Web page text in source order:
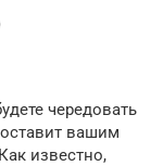
чередовать
вашим
известно,